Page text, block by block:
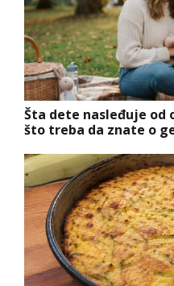
Šta dete nasleđuje od
što treba da znate o